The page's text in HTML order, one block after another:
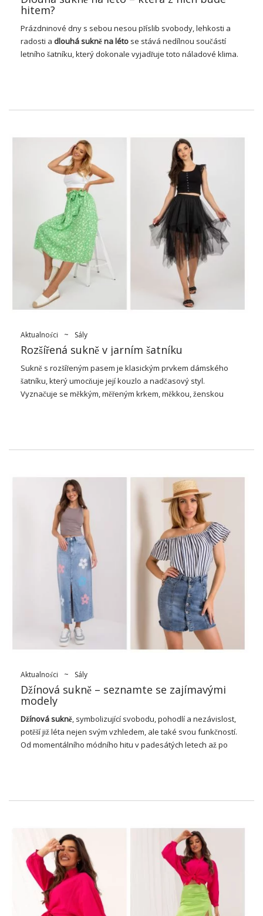
hitem?
Prázdninové dny s sebou nesou příslib svobody, lehkosti a
radosti a dlouhá sukně na léto se stává nedílnou součástí
letního šatníku, který dokonale vyjadřuje toto náladové klima.
Dlouhá sukně na léto – proč ji
dnes tolik milujeme?
Dlouhá sukně na léto
, i když dnes je spojena s letním stylem a
svobodou, má své kořeny ve starověku. První zmínky o
dlouhých sukních pocházejí ze starověkého Egypta, kde ženy
nosily volné, vzdušné sukně vyrobené z lehkých tkanin, které
chránily pokožku před sluncem a poskytovaly svobodu
pohybu v horkém podnebí.
V následujících dobách se dlouhé sukně nosily po celém světě,
a to jak v zemích se subtropickým podnebím, tak v chladnějších
oblastech, kde vykonávaly ochrannou a dekorativní funkci.
Aktualności ~ Sály
Rozšířená sukně v jarním šatníku
Sukně s rozšířeným pasem je klasickým prvkem dámského
šatníku, který umocňuje její kouzlo a nadčasový styl.
Vyznačuje se měkkým, měřeným krkem, měkkou, ženskou
Rozšířená sukně – jaká je její
preference?
Rozšířená sukněMá dlouhou historii sahající až do renesanční
éry, kdy vládla v dámské módě. Rozšířený pas byl takovým
symbolem bohatství a prestiže, protože vyžadoval velké
množství látky, což znamenalo, že si ho můžete dovolit
používat z vyšších sociálních vrstev. V 19. století, v období
romantismu,
rozšířené sukně
získaly popularitu mezi širokými
masami a vynikly univerzální dámskou módou. V této sezóně
nosí korzety, které mají nejvíce
kombinézy. Čaj vyrobený z něj
v různých variantách a dortu a má číslo jedna na dně. Tanec is
príthem many ways, from leserních po elegantní, a symbol
Aktualności ~ Sály
Džínová sukně – seznamte se zajímavými
modely
Džínová sukně, symbolizující svobodu, pohodlí a nezávislost,
potěší již léta nejen svým vzhledem, ale také svou funkčností.
Od momentálního módního hitu v padesátých letech až po
všestrannost a její neměnný vliv na svět módy a životního
stylu.
Džínová sukně – módní
synonymum pro ženskost
Džínová sukně
není jen kus látky, je to symbol svobody, stylu a